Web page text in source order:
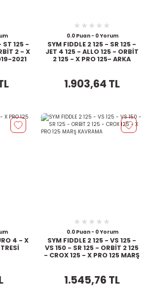
ST 125 -
2 - X
2021
0.0 Puan - 0 Yorum
SYM FIDDLE 2 125 - SR 125 -
JET 4 125 - ALLO 125 - ORBİT
2 125 - X PRO 125- ARKA
1.903,64 TL
4 - X
0.0 Puan - 0 Yorum
SYM FIDDLE 2 125 - VS 125 -
VS 150 - SR 125 - ORBİT 2 125
- CROX 125 - X PRO 125 MARŞ
1.545,76 TL